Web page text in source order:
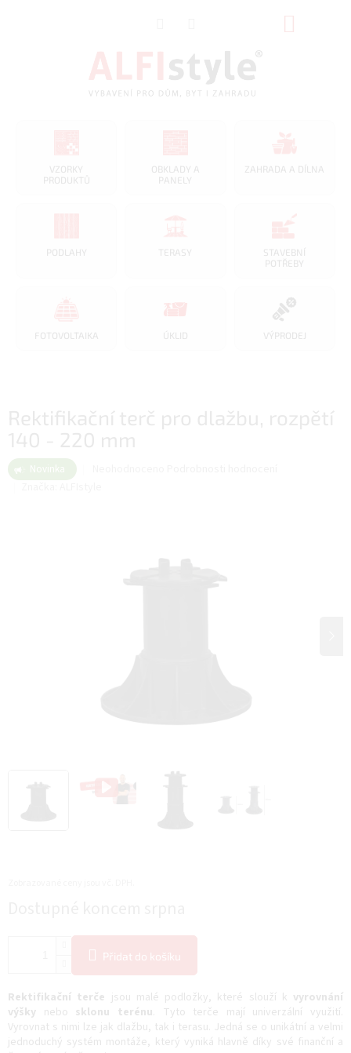
VZORKY
PRODUKTŮ
OBKLADY A
PANELY
ZAHRADA A DÍLNA
PODLAHY TERASY
STAVEBNÍ
POTŘEBY
FOTOVOLTAIKA ÚKLID VÝPRODEJ
Novinka
Přidat do košíku
Rektifikační terče jsou malé podložky, které slouží k vyrovnání
výšky nebo sklonu terénu . Tyto terče mají univerzální využití.
Vyrovnat s nimi lze jak dlažbu, tak i terasu. Jedná se o unikátní a velmi
jednoduchý systém montáže, který vyniká hlavně díky své finanční a